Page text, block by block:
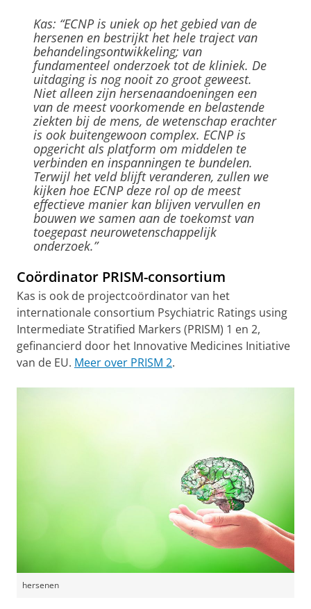
Kas: “ECNP is uniek op het gebied van de
hersenen en bestrijkt het hele traject van
behandelingsontwikkeling; van
fundamenteel onderzoek tot de kliniek. De
uitdaging is nog nooit zo groot geweest.
Niet alleen zijn hersenaandoeningen een
van de meest voorkomende en belastende
ziekten bij de mens, de wetenschap erachter
is ook buitengewoon complex. ECNP is
opgericht als platform om middelen te
verbinden en inspanningen te bundelen.
Terwijl het veld blijft veranderen, zullen we
kijken hoe ECNP deze rol op de meest
effectieve manier kan blijven vervullen en
bouwen we samen aan de toekomst van
toegepast neurowetenschappelijk
onderzoek.”
Coördinator PRISM-consortium
Kas is ook de projectcoördinator van het
internationale consortium Psychiatric Ratings using
Intermediate Stratified Markers (PRISM) 1 en 2,
gefinancierd door het Innovative Medicines Initiative
van de EU. Meer over PRISM 2.
hersenen